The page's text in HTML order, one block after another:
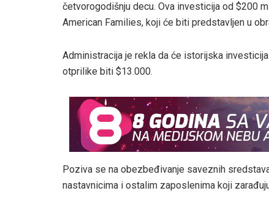
četvorogodišnju decu. Ova investicija od $200
American Families, koji će biti predstavljen u
Administracija je rekla da će istorijska
otprilike biti $13.000.
Poziva se na obezbeđivanje saveznih
nastavnicima i ostalim zaposlenima koji